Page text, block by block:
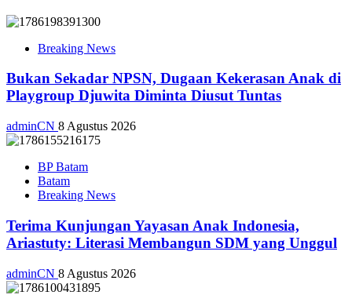
Breaking News
Bukan Sekadar NPSN, Dugaan Kekerasan Anak di
Playgroup Djuwita Diminta Diusut Tuntas
adminCN 8 Agustus 2026
BP Batam
Batam
Breaking News
Terima Kunjungan Yayasan Anak Indonesia,
Ariastuty: Literasi Membangun SDM yang Unggul
adminCN 8 Agustus 2026